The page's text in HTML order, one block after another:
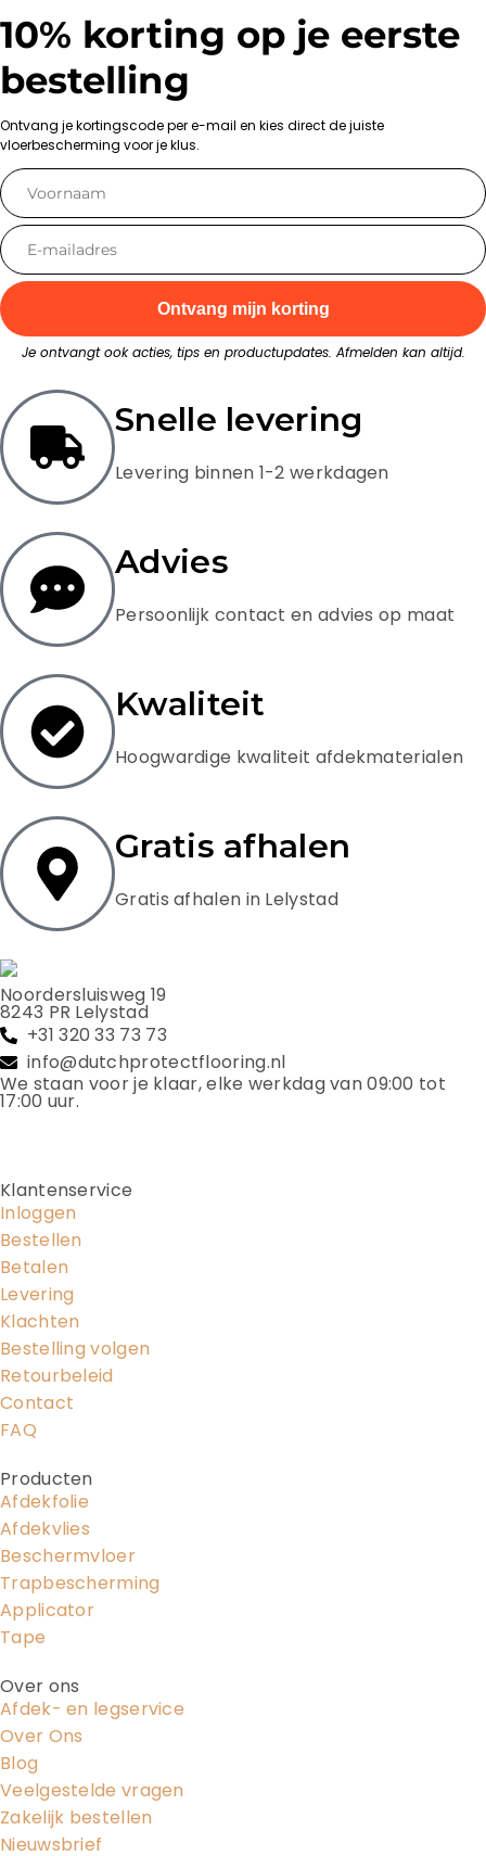
10% korting op je eerste
bestelling
Ontvang je kortingscode per e-mail en kies direct de juiste
vloerbescherming voor je klus.
Ontvang mijn korting
Je ontvangt ook acties, tips en productupdates. Afmelden kan altijd.
Snelle levering
Levering binnen 1-2 werkdagen
Advies
Persoonlijk contact en advies op maat
Kwaliteit
Hoogwardige kwaliteit afdekmaterialen
Gratis afhalen
Gratis afhalen in Lelystad
Noordersluisweg 19
8243 PR Lelystad
+31 320 33 73 73
info@dutchprotectflooring.nl
We staan voor je klaar, elke werkdag van 09:00 tot
17:00 uur.
Klantenservice
Inloggen
Bestellen
Betalen
Levering
Klachten
Bestelling volgen
Retourbeleid
Contact
FAQ
Producten
Afdekfolie
Afdekvlies
Beschermvloer
Trapbescherming
Applicator
Tape
Over ons
Afdek- en legservice
Over Ons
Blog
Veelgestelde vragen
Zakelijk bestellen
Nieuwsbrief